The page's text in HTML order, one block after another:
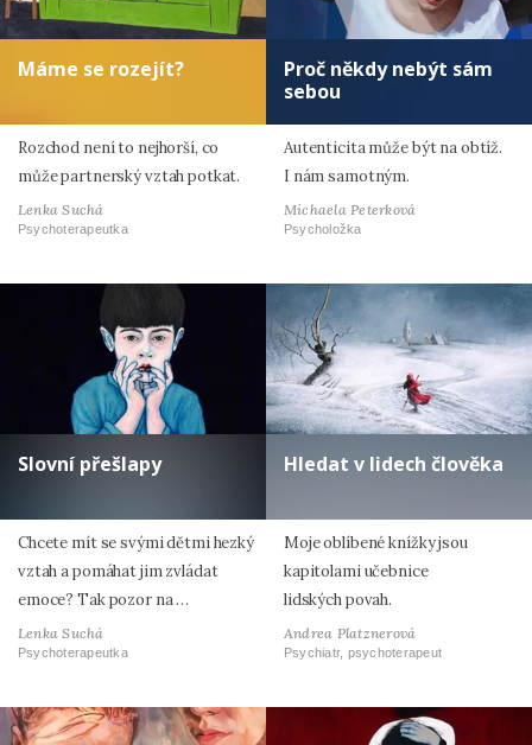
Máme se rozejít?
Rozchod není to nejhorší, co
může partnerský vztah potkat.
Lenka Suchá
Psychoterapeutka
Proč někdy nebýt sám
sebou
Autenticita může být na obtíž.
I nám samotným.
Michaela Peterková
Psycholožka
Slovní přešlapy
Chcete mít se svými dětmi hezký
vztah a pomáhat jim zvládat
emoce? Tak pozor na …
Lenka Suchá
Psychoterapeutka
Hledat v lidech člověka
Moje oblíbené knížky jsou
kapitolami učebnice
lidských povah.
Andrea Platznerová
Psychiatr, psychoterapeut